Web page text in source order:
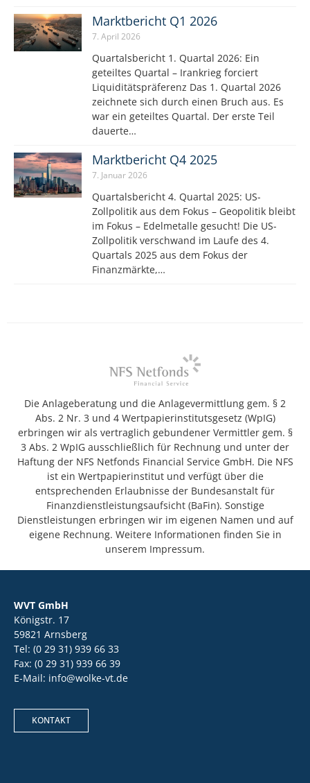
Marktbericht Q1 2026
7. April 2026
Quartalsbericht 1. Quartal 2026: Ein
geteiltes Quartal – Irankrieg forciert
Liquiditätspräferenz Das 1. Quartal 2026
zeichnete sich durch einen Bruch aus. Es
war ein geteiltes Quartal. Der erste Teil
dauerte…
Marktbericht Q4 2025
7. Januar 2026
Quartalsbericht 4. Quartal 2025: US-
Zollpolitik aus dem Fokus – Geopolitik bleibt
im Fokus – Edelmetalle gesucht! Die US-
Zollpolitik verschwand im Laufe des 4.
Quartals 2025 aus dem Fokus der
Finanzmärkte,…
Die Anlageberatung und die Anlagevermittlung gem. § 2
Abs. 2 Nr. 3 und 4 Wertpapierinstitutsgesetz (WpIG)
erbringen wir als vertraglich gebundener Vermittler gem. §
3 Abs. 2 WpIG ausschließlich für Rechnung und unter der
Haftung der NFS Netfonds Financial Service GmbH. Die NFS
ist ein Wertpapierinstitut und verfügt über die
entsprechenden Erlaubnisse der Bundesanstalt für
Finanzdienstleistungsaufsicht (BaFin). Sonstige
Dienstleistungen erbringen wir im eigenen Namen und auf
eigene Rechnung. Weitere Informationen finden Sie in
unserem Impressum.
WVT GmbH
Königstr. 17
59821 Arnsberg
Tel: (0 29 31) 939 66 33
Fax: (0 29 31) 939 66 39
E-Mail: info@wolke-vt.de
KONTAKT